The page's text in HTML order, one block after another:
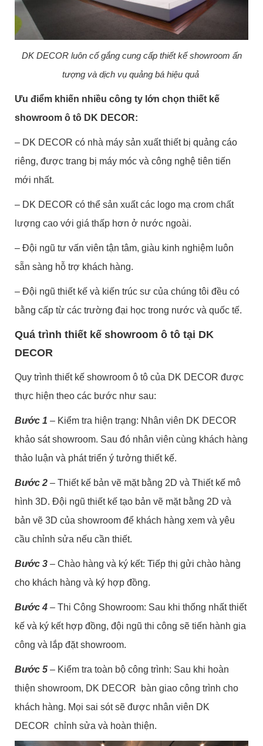
DK DECOR luôn cố gắng cung cấp thiết kế showroom ấn
tượng và dịch vụ quảng bá hiệu quả
Ưu điểm khiến nhiều công ty lớn chọn thiết kế
showroom ô tô DK DECOR:
– DK DECOR có nhà máy sản xuất thiết bị quảng cáo
riêng, được trang bị máy móc và công nghệ tiên tiến
mới nhất.
– DK DECOR có thể sản xuất các logo mạ crom chất
lượng cao với giá thấp hơn ở nước ngoài.
– Đội ngũ tư vấn viên tận tâm, giàu kinh nghiệm luôn
sẵn sàng hỗ trợ khách hàng.
– Đội ngũ thiết kế và kiến ​​trúc sư của chúng tôi đều có
bằng cấp từ các trường đại học trong nước và quốc tế.
Quá trình thiết kế showroom ô tô tại DK
DECOR
Quy trình thiết kế showroom ô tô của DK DECOR được
thực hiện theo các bước như sau:
Bước 1 – Kiểm tra hiện trạng: Nhân viên DK DECOR
khảo sát showroom. Sau đó nhân viên cùng khách hàng
thảo luận và phát triển ý tưởng thiết kế.
Bước 2 – Thiết kế bản vẽ mặt bằng 2D và Thiết kế mô
hình 3D. Đội ngũ thiết kế tạo bản vẽ mặt bằng 2D và
bản vẽ 3D của showroom để khách hàng xem và yêu
cầu chỉnh sửa nếu cần thiết.
Bước 3 – Chào hàng và ký kết: Tiếp thị gửi chào hàng
cho khách hàng và ký hợp đồng.
Bước 4 – Thi Công Showroom: Sau khi thống nhất thiết
kế và ký kết hợp đồng, đội ngũ thi công sẽ tiến hành gia
công và lắp đặt showroom.
Bước 5 – Kiểm tra toàn bộ công trình: Sau khi hoàn
thiện showroom, DK DECOR bàn giao công trình cho
khách hàng. Mọi sai sót sẽ được nhân viên DK
DECOR chỉnh sửa và hoàn thiện.